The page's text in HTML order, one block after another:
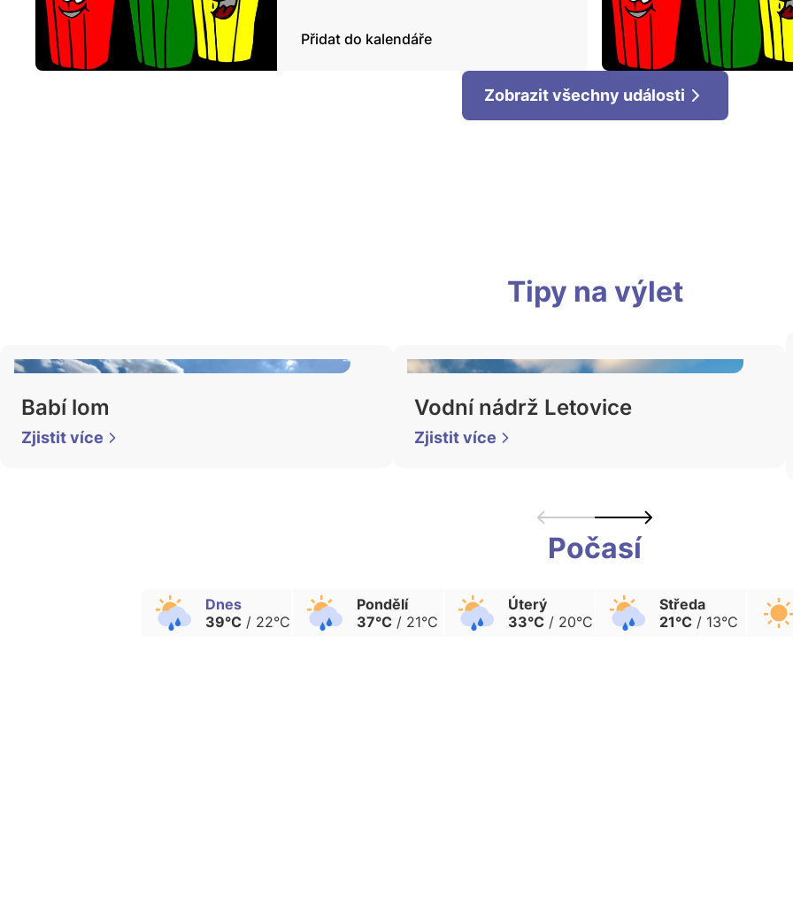
Přidat do kalendáře
Zobrazit všechny události
Tipy na výlet
Babí lom
Zjistit více
Vodní nádrž Letovice
Zjistit více
Počasí
Dnes
39°C/ 22°C
Pondělí
37°C/ 21°C
Úterý
33°C/ 20°C
Středa
21°C/ 13°C